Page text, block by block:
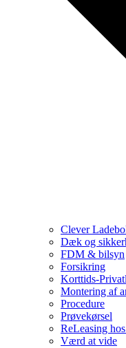
Clever
Dæk og
FDM & bilsyn
Forsikring
Korttids-
Montering af
Procedure
Prøvekørsel
ReLeasing
Værd at vide